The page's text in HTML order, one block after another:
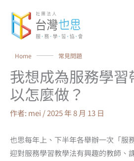
Home ⸻ 常見問題
我想成為服務學
以怎麼做？
作者: mei /2025 年 8 月 13 日
也思每年上、下半年各舉辦一次「服
迎對服務學習教學法有興趣的教師、